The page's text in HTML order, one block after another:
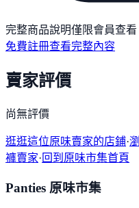
完整商品說明僅限會員查看
免費註冊查看完整內容
賣家評價
尚無評價
逛逛這位原味賣家的店鋪·
褲賣家·回到原味市集首頁
Panties 原味市集